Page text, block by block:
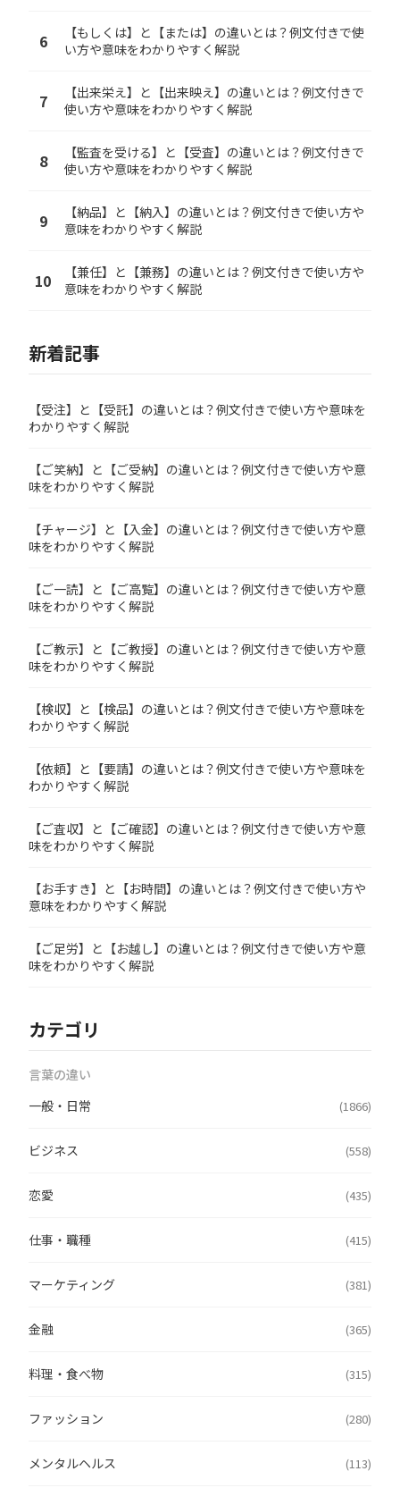
6
【もしくは】と【または】の違いとは？例文付きで使
い方や意味をわかりやすく解説
7
【出来栄え】と【出来映え】の違いとは？例文付きで
使い方や意味をわかりやすく解説
8
【監査を受ける】と【受査】の違いとは？例文付きで
使い方や意味をわかりやすく解説
9
【納品】と【納入】の違いとは？例文付きで使い方や
意味をわかりやすく解説
10
【兼任】と【兼務】の違いとは？例文付きで使い方や
意味をわかりやすく解説
新着記事
【受注】と【受託】の違いとは？例文付きで使い方や意味を
わかりやすく解説
【ご笑納】と【ご受納】の違いとは？例文付きで使い方や意
味をわかりやすく解説
【チャージ】と【入金】の違いとは？例文付きで使い方や意
味をわかりやすく解説
【ご一読】と【ご高覧】の違いとは？例文付きで使い方や意
味をわかりやすく解説
【ご教示】と【ご教授】の違いとは？例文付きで使い方や意
味をわかりやすく解説
【検収】と【検品】の違いとは？例文付きで使い方や意味を
わかりやすく解説
【依頼】と【要請】の違いとは？例文付きで使い方や意味を
わかりやすく解説
【ご査収】と【ご確認】の違いとは？例文付きで使い方や意
味をわかりやすく解説
【お手すき】と【お時間】の違いとは？例文付きで使い方や
意味をわかりやすく解説
【ご足労】と【お越し】の違いとは？例文付きで使い方や意
味をわかりやすく解説
カテゴリ
言葉の違い
一般・日常
(1866)
ビジネス (558)
恋愛 (435)
仕事・職種 (415)
マーケティング (381)
金融 (365)
料理・食べ物 (315)
ファッション (280)
メンタルヘルス (113)